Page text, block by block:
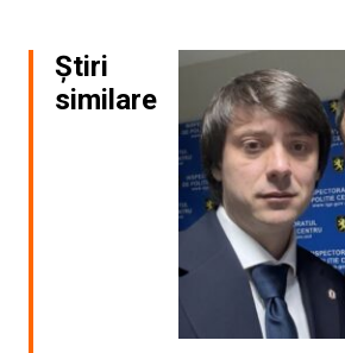
Știri
similare